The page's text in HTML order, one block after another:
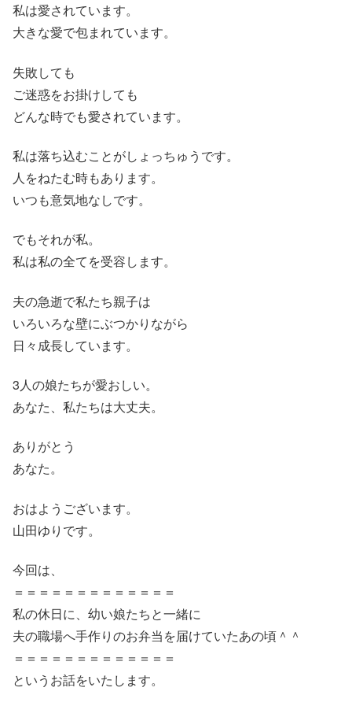
私は愛されています。
大きな愛で包まれています。
失敗しても
ご迷惑をお掛けしても
どんな時でも愛されています。
私は落ち込むことがしょっちゅうです。
人をねたむ時もあります。
いつも意気地なしです。
でもそれが私。
私は私の全てを受容します。
夫の急逝で私たち親子は
いろいろな壁にぶつかりながら
日々成長しています。
3人の娘たちが愛おしい。
あなた、私たちは大丈夫。
ありがとう
あなた。
おはようございます。
山田ゆりです。
今回は、
＝＝＝＝＝＝＝＝＝＝＝＝＝
私の休日に、幼い娘たちと一緒に
夫の職場へ手作りのお弁当を届けていたあの頃＾＾
＝＝＝＝＝＝＝＝＝＝＝＝＝
というお話をいたします。